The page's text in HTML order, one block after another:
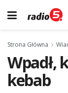
Strona Główna
Wpadł,
kebab